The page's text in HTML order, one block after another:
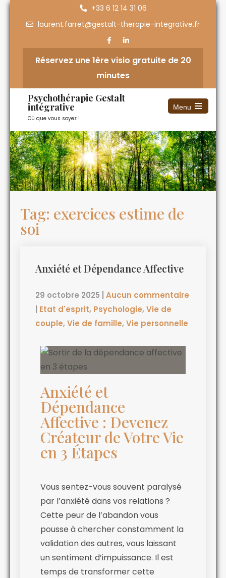
+33 6 12 14 31 06
laurent.farret@gestalt-therapie-integrative.fr
Réservez une 1ère visio gratuite de 20
minutes
Psychothérapie Gestalt
intégrative
Où que vous soyez !
Menu
Tag: exercices estime de
soi
Anxiété et Dépendance Affective
29 octobre 2025
Aucun commentaire
Etat d'esprit, Psychologie, Vie de
couple, Vie de famille, Vie personnelle
Anxiété et
Dépendance
Affective : Devenez
Créateur de Votre Vie
en 3 Étapes
Vous sentez-vous souvent paralysé
par l’anxiété dans vos relations ?
Cette peur de l’abandon vous
pousse à chercher constamment la
validation des autres, vous laissant
un sentiment d’impuissance. Il est
temps de transformer cette